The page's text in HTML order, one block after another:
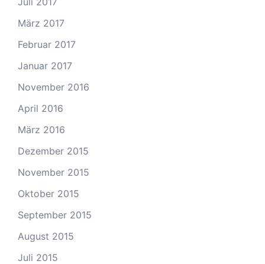
März 2017
Februar 2017
Januar 2017
November 2016
April 2016
März 2016
Dezember 2015
November 2015
Oktober 2015
September 2015
August 2015
Juli 2015